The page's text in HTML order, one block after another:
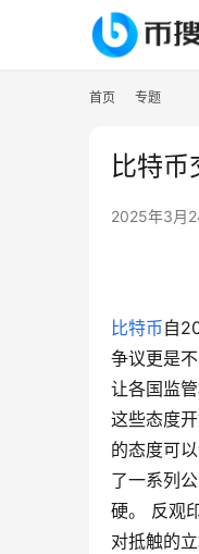
首页 专题
比特币
2025年3月
比特币自
争议更是
让各国监
这些态度
的态度可
了一系列
硬。 反观
对抵触的